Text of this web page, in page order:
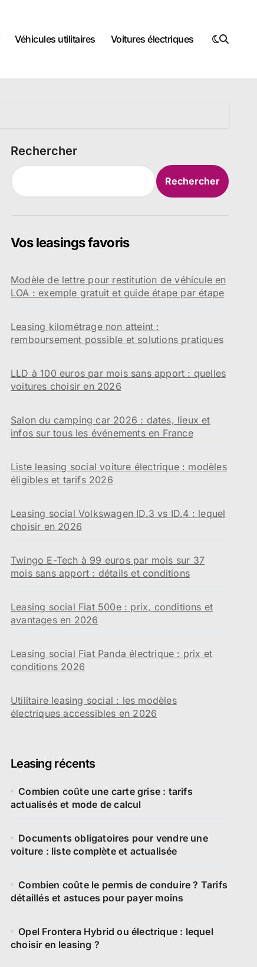
Véhicules utilitaires Voitures électriques
Rechercher
Rechercher
Vos leasings favoris
Modèle de lettre pour restitution de véhicule en
LOA : exemple gratuit et guide étape par étape
Leasing kilométrage non atteint :
remboursement possible et solutions pratiques
LLD à 100 euros par mois sans apport : quelles
voitures choisir en 2026
Salon du camping car 2026 : dates, lieux et
infos sur tous les événements en France
Liste leasing social voiture électrique : modèles
éligibles et tarifs 2026
Leasing social Volkswagen ID.3 vs ID.4 : lequel
choisir en 2026
Twingo E-Tech à 99 euros par mois sur 37
mois sans apport : détails et conditions
Leasing social Fiat 500e : prix, conditions et
avantages en 2026
Leasing social Fiat Panda électrique : prix et
conditions 2026
Utilitaire leasing social : les modèles
électriques accessibles en 2026
Leasing récents
Combien coûte une carte grise : tarifs
actualisés et mode de calcul
Documents obligatoires pour vendre une
voiture : liste complète et actualisée
Combien coûte le permis de conduire ? Tarifs
détaillés et astuces pour payer moins
Opel Frontera Hybrid ou électrique : lequel
choisir en leasing ?